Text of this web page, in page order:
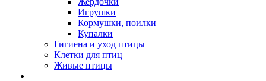
Игрушки
Кормушки, поилки
Купалки
Гигиена и уход птицы
Клетки для птиц
Живые птицы